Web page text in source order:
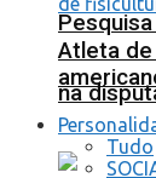
na
Atleta
Tudo